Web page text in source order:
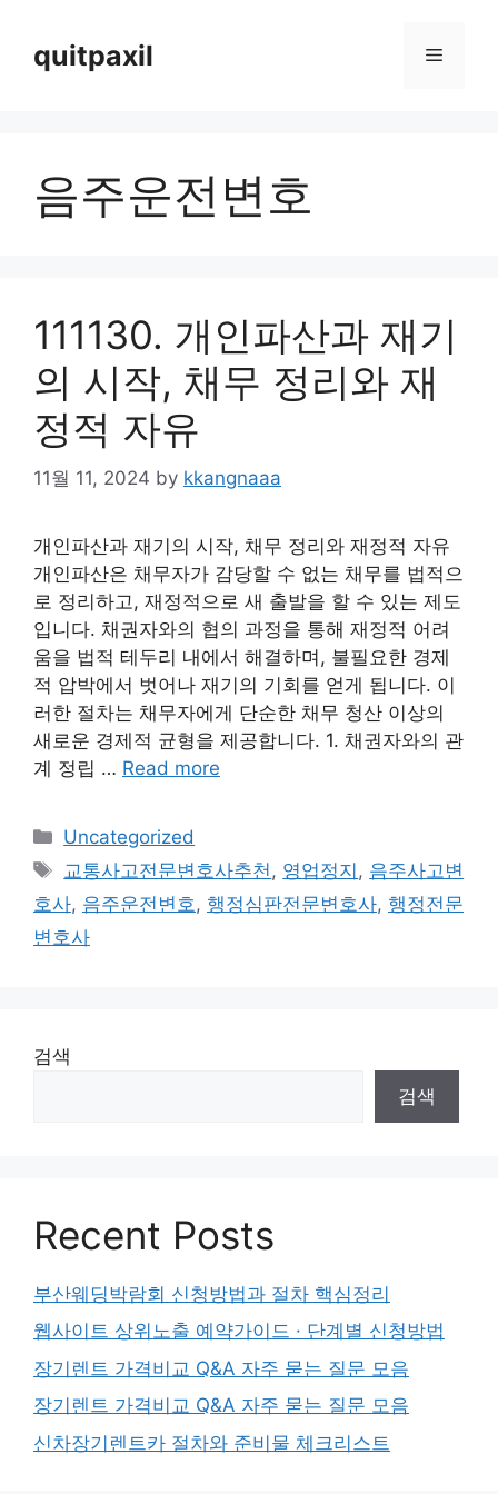
contentquitpaxil Menu
음주운전변호
111130. 개인파산과 재기
의 시작, 채무 정리와 재
정적 자유
11월 11, 2024 by kkangnaaa
개인파산과 재기의 시작, 채무 정리와 재정적 자유
개인파산은 채무자가 감당할 수 없는 채무를 법적으
로 정리하고, 재정적으로 새 출발을 할 수 있는 제도
입니다. 채권자와의 협의 과정을 통해 재정적 어려
움을 법적 테두리 내에서 해결하며, 불필요한 경제
적 압박에서 벗어나 재기의 기회를 얻게 됩니다. 이
러한 절차는 채무자에게 단순한 채무 청산 이상의
새로운 경제적 균형을 제공합니다. 1. 채권자와의 관
계 정립 … Read more
Categories
Uncategorized
Tags
교통사고전문변호사추천 , 영업정지 , 음주사고변
호사, 음주운전변호 , 행정심판전문변호사, 행정전문
변호사
검색
검색
Recent Posts
부산웨딩박람회 신청방법과 절차 핵심정리
웹사이트 상위노출 예약가이드 · 단계별 신청방법
장기렌트 가격비교 Q&A 자주 묻는 질문 모음
장기렌트 가격비교 Q&A 자주 묻는 질문 모음
신차장기렌트카 절차와 준비물 체크리스트